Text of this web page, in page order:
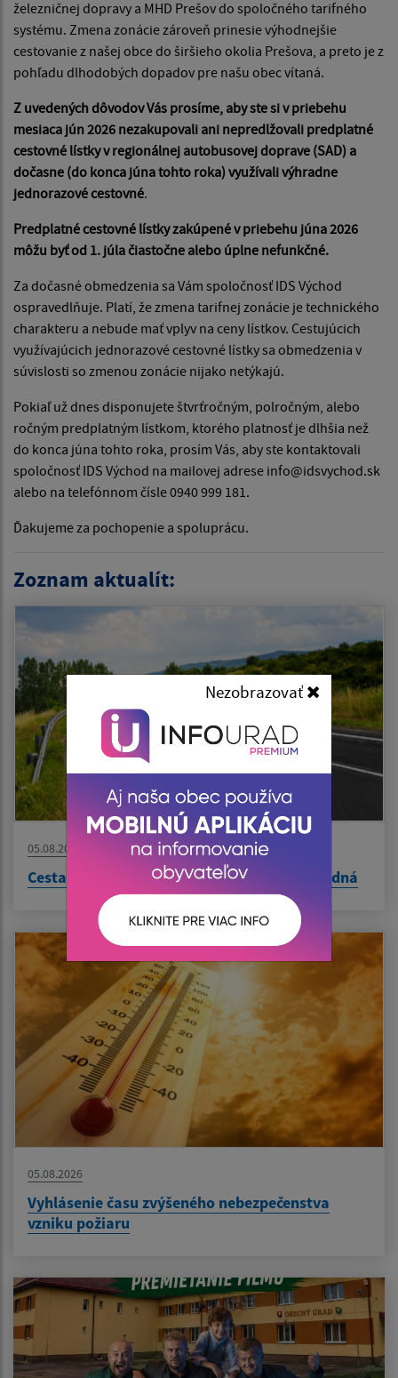
Nezobrazovať
železničnej dopravy a MHD Prešov do spoločného tarifného
systému. Zmena zonácie zároveň prinesie výhodnejšie
cestovanie z našej obce do širšieho okolia Prešova, a preto je z
pohľadu dlhodobých dopadov pre našu obec vítaná.
Z uvedených dôvodov Vás prosíme, aby ste si v priebehu
mesiaca jún 2026 nezakupovali ani nepredlžovali predplatné
cestovné lístky v regionálnej autobusovej doprave (SAD) a
dočasne (do konca júna tohto roka) využívali výhradne
jednorazové cestovné.
Predplatné cestovné lístky zakúpené v priebehu júna 2026
môžu byť od 1. júla čiastočne alebo úplne nefunkčné.
Za dočasné obmedzenia sa Vám spoločnosť IDS Východ
ospravedlňuje. Platí, že zmena tarifnej zonácie je technického
charakteru a nebude mať vplyv na ceny lístkov. Cestujúcich
využívajúcich jednorazové cestovné lístky sa obmedzenia v
súvislosti so zmenou zonácie nijako netýkajú.
Pokiaľ už dnes disponujete štvrťročným, polročným, alebo
ročným predplatným lístkom, ktorého platnosť je dlhšia než
do konca júna tohto roka, prosím Vás, aby ste kontaktovali
spoločnosť IDS Východ na mailovej adrese info@idsvychod.sk
alebo na telefónnom čísle 0940 999 181.
Ďakujeme za pochopenie a spoluprácu.
Zoznam aktualít:
05.08.2026
Cesta Ruské Pekľany - Obišovce opäť prejazdná
05.08.2026
Vyhlásenie času zvýšeného nebezpečenstva
vzniku požiaru